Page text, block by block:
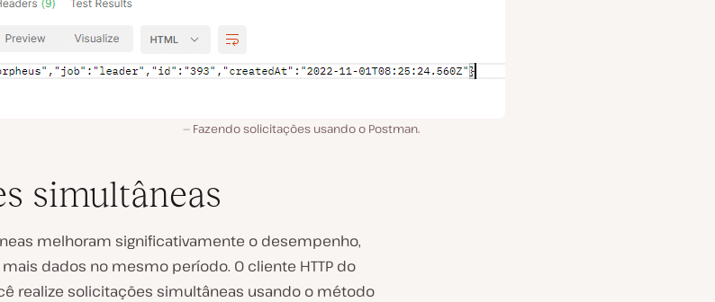
Fazendo solicitações usando o Postman.
simultâneas
melhoram significativamente o desempenho,
dados no mesmo período. O cliente HTTP do
realize solicitações simultâneas usando o método